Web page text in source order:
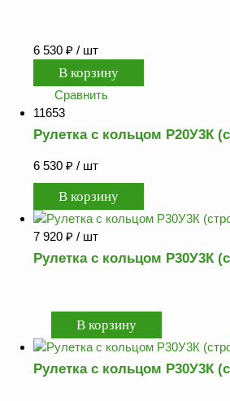
6 530 ₽ / шт
Сравнить
11653
Рулетка с кольцом Р20У3К
6 530 ₽ / шт
7 920 ₽ / шт
Рулетка с кольцом Р30У3К
Рулетка с кольцом Р30У3К